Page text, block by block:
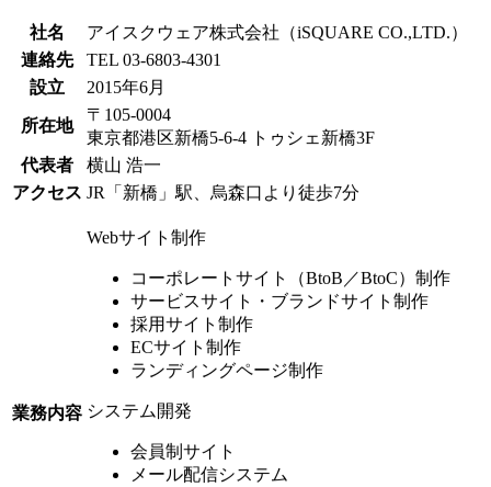
社名
アイスクウェア株式会社（iSQUARE CO.,LTD.）
連絡先
TEL 03-6803-4301
設立
2015年6月
所在地
〒105-0004
東京都港区新橋5-6-4 トゥシェ新橋3F
代表者
横山 浩一
アクセス JR「新橋」駅、烏森口より徒歩7分
業務内容
Webサイト制作
コーポレートサイト（BtoB／BtoC）制作
サービスサイト・ブランドサイト制作
採用サイト制作
ECサイト制作
ランディングページ制作
システム開発
会員制サイト
メール配信システム